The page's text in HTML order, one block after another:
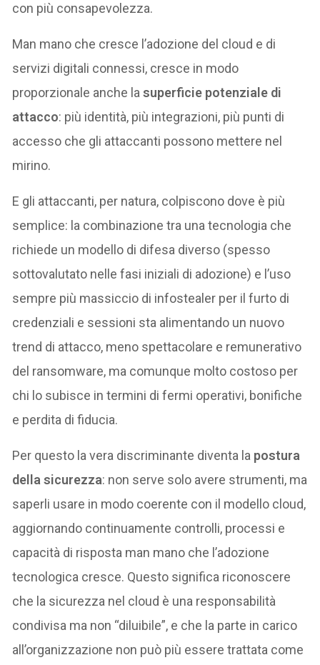
con più consapevolezza.
Man mano che cresce l’adozione del cloud e di
servizi digitali connessi, cresce in modo
proporzionale anche lasuperficie potenziale di
attacco: più identità, più integrazioni, più punti di
accesso che gli attaccanti possono mettere nel
mirino.
E gli attaccanti, per natura, colpiscono dove è più
semplice: la combinazione tra una tecnologia che
richiede un modello di difesa diverso (spesso
sottovalutato nelle fasi iniziali di adozione) e l’uso
sempre più massiccio di infostealer per il furto di
credenziali e sessioni sta alimentando un nuovo
trend di attacco, meno spettacolare e remunerativo
del ransomware, ma comunque molto costoso per
chi lo subisce in termini di fermi operativi, bonifiche
e perdita di fiducia.
Per questo la vera discriminante diventa la postura
della sicurezza: non serve solo avere strumenti, ma
saperli usare in modo coerente con il modello cloud,
aggiornando continuamente controlli, processi e
capacità di risposta man mano che l’adozione
tecnologica cresce. Questo significa riconoscere
che la sicurezza nel cloud è una responsabilità
condivisa ma non “diluibile”, e che la parte in carico
all’organizzazione non può più essere trattata come